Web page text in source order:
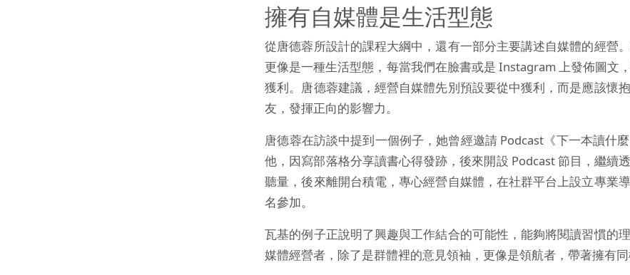
擁有自媒體是生活型態
從唐德蓉所設計的課程大綱中，還有一部分主要講述自媒體的經營
更像是一種生活型態，每當我們在臉書或是 Instagram 上發佈圖文
獲利。唐德蓉建議，經營自媒體先別預設要從中獲利，而是應該懷
友，發揮正向的影響力。
唐德蓉在訪談中提到一個例子，她曾經邀請 Podcast《下一本讀什
他，因寫部落格分享讀書心得發跡，後來開設 Podcast 節目，繼續
聽量，後來離開台積電，專心經營自媒體，在社群平台上設立專業
名參加。
瓦基的例子正說明了興趣與工作結合的可能性，能夠將閱讀習慣的
媒體經營者，除了是群體裡的意見領袖，更像是領航者，帶著擁有